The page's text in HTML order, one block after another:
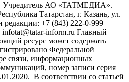
Учредитель АО «ТАТМЕДИА».
Татарстан, г. Казань, ул.
редакции: +7 (843) 222-0-999
inform.ru Главный
ресурс может содержать
Федеральной
связи, информационных
номер записи серия
В соответствии со статьей